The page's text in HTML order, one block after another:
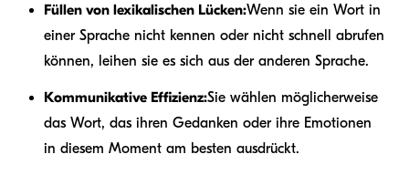
Füllen von lexikalischen Lücken:Wenn sie ein Wort in
einer Sprache nicht kennen oder nicht schnell abrufen
können, leihen sie es sich aus der anderen Sprache.
Kommunikative Effizienz:Sie wählen möglicherweise
das Wort, das ihren Gedanken oder ihre Emotionen
in diesem Moment am besten ausdrückt.